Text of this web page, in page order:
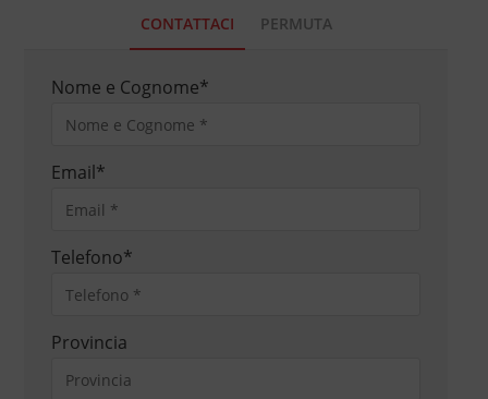
CONTATTACI PERMUTA
Nome e Cognome*
Email*
Telefono*
Provincia